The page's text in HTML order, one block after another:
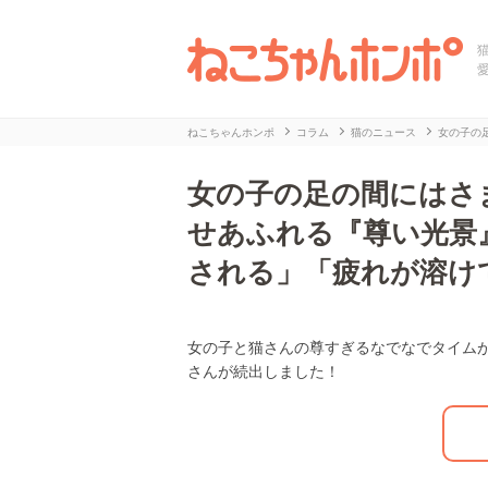
ねこちゃんホンポ コラム 猫のニュース 女の子の
女の子の足の間には
せあふれる『尊い光
される」「疲れが溶け
U
n
/
L
o
女の子と猫さんの尊すぎるなでなでタイム
さんが続出しました！